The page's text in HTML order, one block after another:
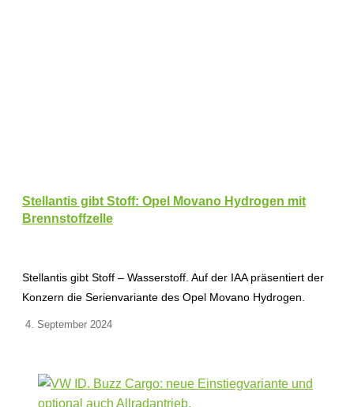
Stellantis gibt Stoff: Opel Movano Hydrogen mit
Brennstoffzelle
Stellantis gibt Stoff – Wasserstoff. Auf der IAA präsentiert der
Konzern die Serienvariante des Opel Movano Hydrogen.
4. September 2024